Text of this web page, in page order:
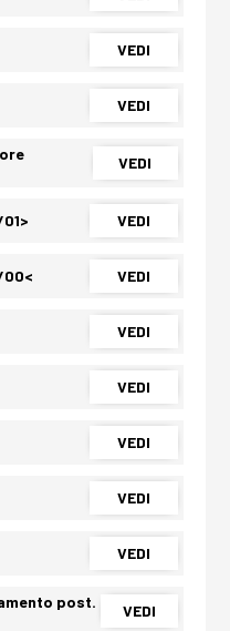
VEDI
VEDI
VEDI
VEDI
VEDI
VEDI
VEDI
VEDI
VEDI
VEDI
post.
VEDI